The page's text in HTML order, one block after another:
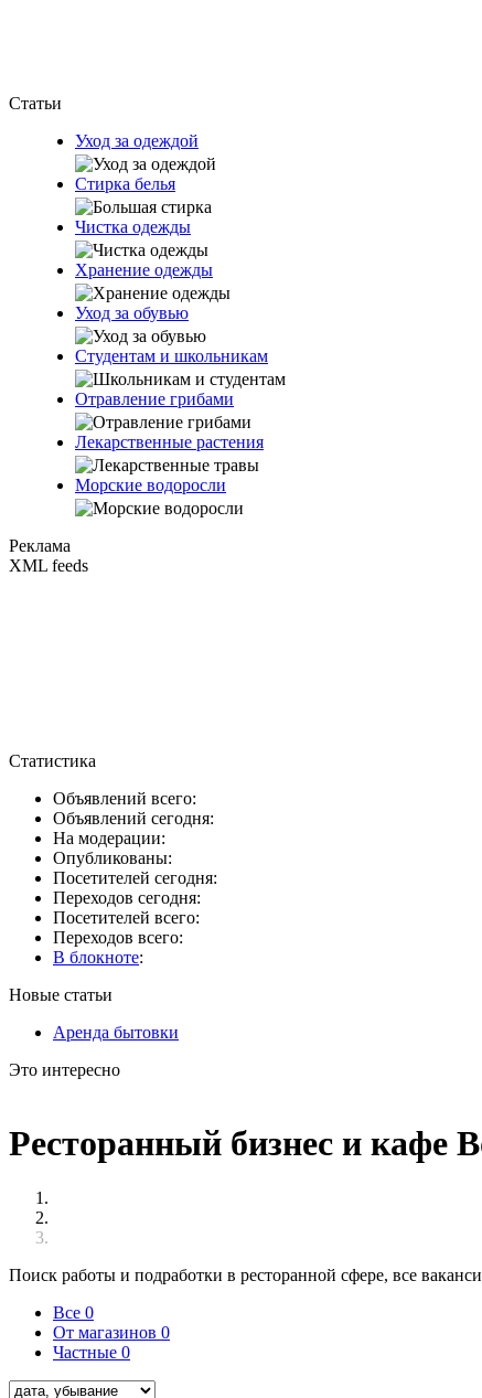
Статьи
Уход за одеждой
Стирка белья
Чистка одежды
Хранение одежды
Уход за обувью
Студентам и школьникам
Отравление грибами
Лекарственные растения
Морские водоросли
Реклама
XML feeds
Статистика
Объявлений всего:
Объявлений сегодня:
На модерации:
Опубликованы:
Посетителей сегодня:
Переходов сегодня:
Посетителей всего:
Переходов всего:
В блокноте:
Новые статьи
Аренда бытовки
Это интересно
Ресторанный бизнес и кафе
Поиск работы и подработки в ресторанной сфере, все
Все 0
От магазинов 0
Частные 0